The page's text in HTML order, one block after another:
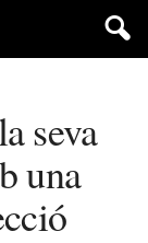
seva
una